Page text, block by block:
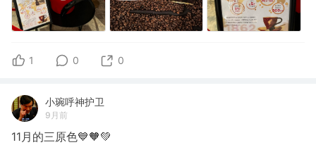
1 0 0
小琬呼神护卫
9月前
11月的三原色💙🧡💚